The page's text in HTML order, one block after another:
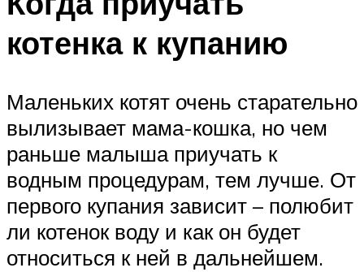
котенка к купанию
Маленьких котят очень старательно
вылизывает мама-кошка, но чем
раньше малыша приучать к
водным процедурам, тем лучше. От
первого купания зависит – полюбит
ли котенок воду и как он будет
относиться к ней в дальнейшем.